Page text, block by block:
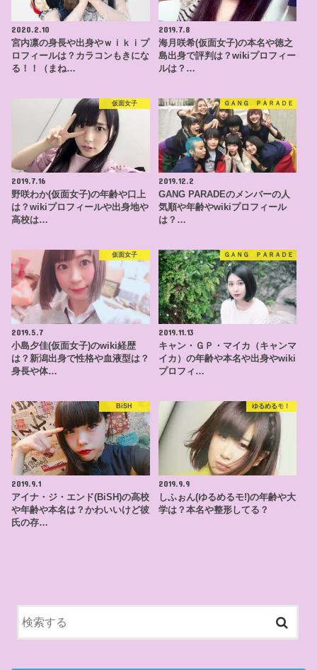
2020.2.10
宮内凛の身長や出身やｗｉｋｉプ
ロフィールは？カラコンもきにな
る！！（まね…
2019.7.8
海月咲希(仮面女子)の本名や徳之
島出身で評判は？wikiプロフィー
ルは？…
仮面女子
2019.7.16
野咲わか(仮面女子)の年齢や口上
は？wikiプロフィールや出身地や
高校は…
ＧＡＮＧ ＰＡＲＡＤＥ
2019.12.2
GANG PARADEのメンバーの人
気順や年齢やwikiプロフィール
は？…
仮面女子
2019.5.7
小島夕佳(仮面女子)のwiki経歴
は？新潟出身で性格や血液型は？
身長や体…
ＧＡＮＧ ＰＡＲＡＤＥ
2019.11.13
キャン・ＧＰ・マイカ（キャンマ
イカ）の年齢や本名や出身やwiki
プロフィ…
BiSH
2019.9.1
アイナ・ジ・エンド(BiSH)の高校
や年齢や本名は？かわいいけど彼
氏の存…
ゆるめるモ！
2019.9.9
しふぉん(ゆるめるモ!)の年齢や大
学は？本名や整形してる？